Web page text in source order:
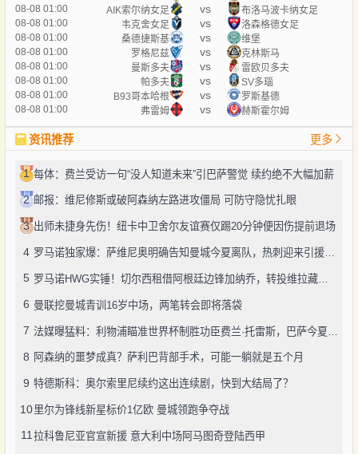
08-08 01:00
AIK索尔纳女足 vs
布洛马波卡纳女足
08-08 01:00
韦克舍女足 vs
洛森格德女足
08-08 01:00
桑德捷斯基 vs
维堡
08-08 01:00
罗格尼兹 vs
克林斯马
08-08 01:00
曼斯多夫 vs
雷欧贝多夫
08-08 01:00
帕多夫 vs
SV多瑙
08-08 01:00
B93哥本哈根 vs
罗斯基德
08-08 01:00
弗雷姆 vs 赫斯霍尔姆
资讯推荐 更多
1 每体：费兰受访一句“没人知道未来”引巴萨警觉 续约绝不大幅加薪
2 邮报：维尼修斯或破阿森纳左路进攻僵局 可防守隐忧扎眼
3 出师未捷身先伤！纽卡中卫舍尔友谊赛仅踢20分钟便因伤提前退场
4 罗马诺独家爆：萨维尼奥明确告知曼城今夏离队，热刺迎来引援良机
5 罗马诺HWG实锤！切尔西租借阿根廷边锋加纳乔，转投维拉藏连锁效应？
6 曼联挖曼城青训16岁中场，两笔转会即将落袋
7
8 阿森纳的噩梦成真？萨利巴背部手术，可能一躺就是五个月
9 特德斯科：奥尔索里尼续约这出连续剧，快到大结局了？
10里尔为锋线新星标价1亿欧 曼城领跑争夺战
11拉科鲁尼亚官宣新援 意大利中场阿马图奇登陆西甲